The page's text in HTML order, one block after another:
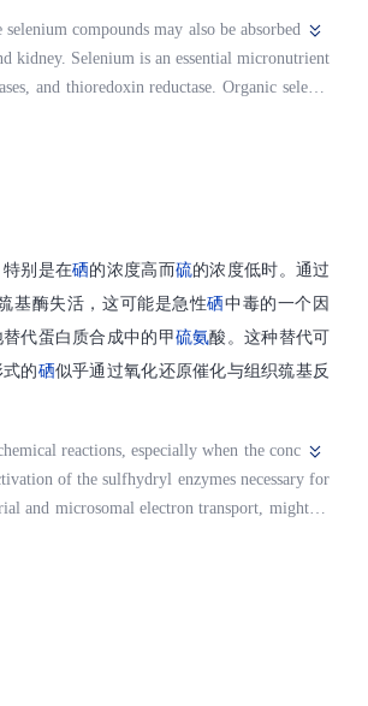
compounds may also be absorbed
kidney. Selenium is an essential micronutrient
and thioredoxin reductase. Organic seleniu
to selenophosphate and selenocysteinyl tR
of selenide. Elemental selenium is als
特别是在硒的浓度高而硫的浓度低时。通过
基酶失活，这可能是急性硒中毒的一个因
代蛋白质合成中的甲硫氨酸。这种替代可
的硒似乎通过氧化还原催化与组织巯基反
reactions, especially when the conc
of the sulfhydryl enzymes necessary for
and microsomal electron transport, might co
the structure and functionability of the protei
to react with tissue thiols by redox cata